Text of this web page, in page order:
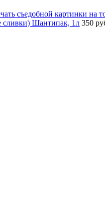
съедобной картинки на
сливки) Шантипак, 1л 350